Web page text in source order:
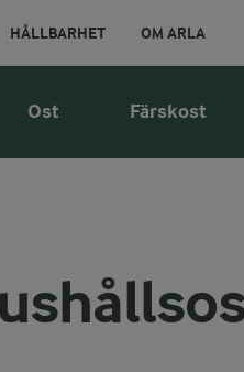
HÅLLBARHET OM ARLA
Ost Färskost